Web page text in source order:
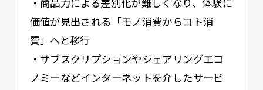
・商品力による差別化が難しくなり、体験に
価値が見出される「モノ消費からコト消
費」へと移行
・サブスクリプションやシェアリングエコ
ノミーなどインターネットを介したサービ